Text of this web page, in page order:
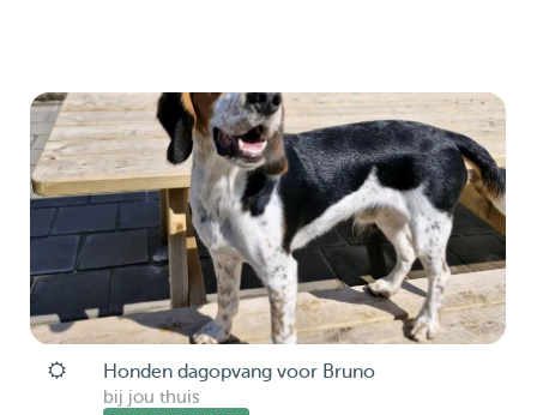
Honden dagopvang voor Bruno
bij jou thuis